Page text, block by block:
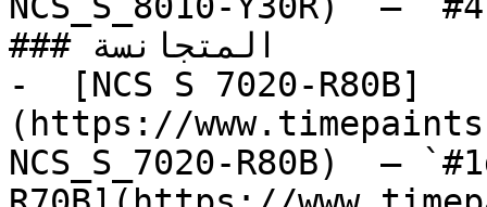
### المتجانسة
-  [NCS S 7020-R80B]
(https://
NCS_S_7020-R80B)  —